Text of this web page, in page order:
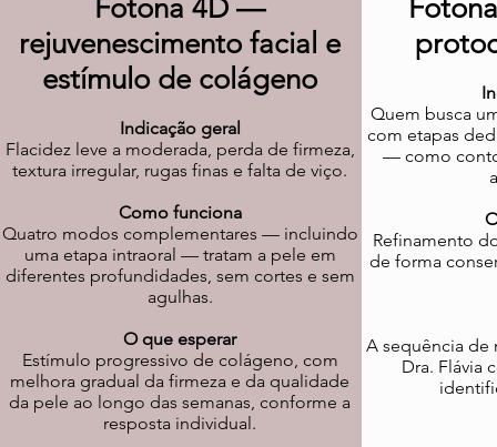
Fotona 4D —
rejuvenescimento facial e
estímulo de colágeno
Indicação geral
Flacidez leve a moderada, perda de firmeza,
textura irregular, rugas finas e falta de viço.
Como funciona
Quatro modos complementares — incluindo
uma etapa intraoral — tratam a pele em
diferentes profundidades, sem cortes e sem
agulhas.
O que esperar
Estímulo progressivo de colágeno, com
melhora gradual da firmeza e da qualidade
da pele ao longo das semanas, conforme a
resposta individual.
Quem busca
com etapas
— como
Refinamento
de forma
A sequência de
Dra. Flávia